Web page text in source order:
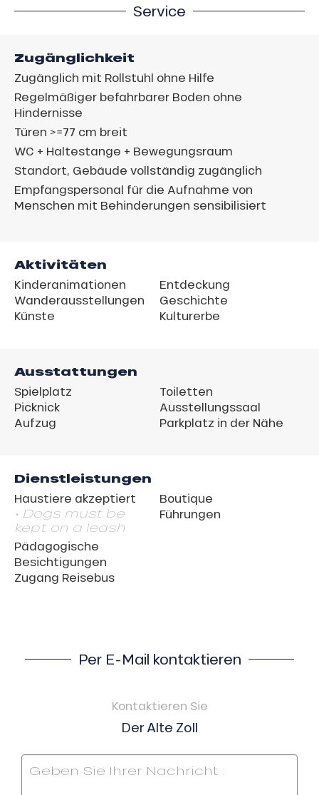
Service
Zugänglichkeit
Zugänglich mit Rollstuhl ohne Hilfe
Regelmäßiger befahrbarer Boden ohne
Hindernisse
Türen >=77 cm breit
WC + Haltestange + Bewegungsraum
Standort, Gebäude vollständig zugänglich
Empfangspersonal für die Aufnahme von
Menschen mit Behinderungen sensibilisiert
Aktivitäten
Kinderanimationen
Wanderausstellungen
Künste
Entdeckung
Geschichte
Kulturerbe
Ausstattungen
Spielplatz
Picknick
Aufzug
Toiletten
Ausstellungssaal
Parkplatz in der Nähe
Dienstleistungen
Haustiere akzeptiert
• Dogs must be
kept on a leash.
Pädagogische
Besichtigungen
Zugang Reisebus
Boutique
Führungen
Per E-Mail kontaktieren
Kontaktieren Sie
Der Alte Zoll